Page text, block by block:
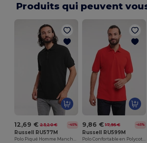
Produits qui peuvent
12,69 € 23,20 € -45%
Russell RU577M
9,86 € 17,95 € -45%
Russell RU599M